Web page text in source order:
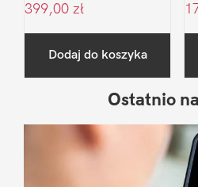
399,00 zł
Dodaj do koszyka
Sidebar
Ostatnio